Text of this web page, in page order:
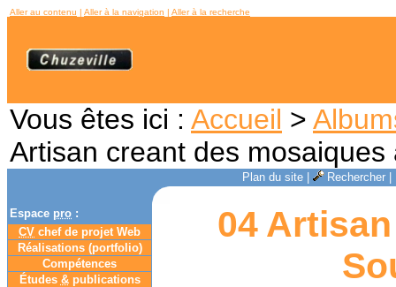
Aller au contenu | Aller à la navigation | Aller à la recherche
Vous êtes ici : Accueil >
Artisan creant des
Plan du site| Rechercher|
Espace pro :
CV chef de projet Web
Réalisations (portfolio)
Compétences
Études &publications
04